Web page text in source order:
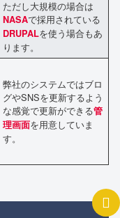
ただし大規模の場合は
NASAで採用されている
DRUPALを使う場合もあ
ります。
弊社のシステムではブロ
グやSNSを更新するよう
な感覚で更新ができる管
理画面を用意していま
す。